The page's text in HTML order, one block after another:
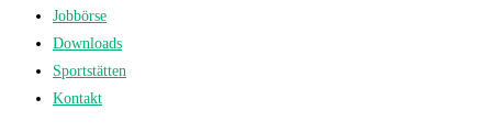
Jobbörse
Downloads
Sportstätten
Kontakt